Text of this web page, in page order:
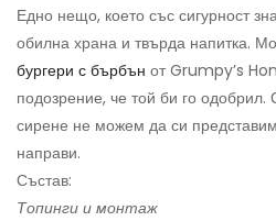
Едно нещо, което със сигурност
обилна храна и твърда напитка.
бургери с бърбън от Grumpy’s
подозрение, че той би го
сирене не можем да си
направи.
Състав:
Топинги и монтаж